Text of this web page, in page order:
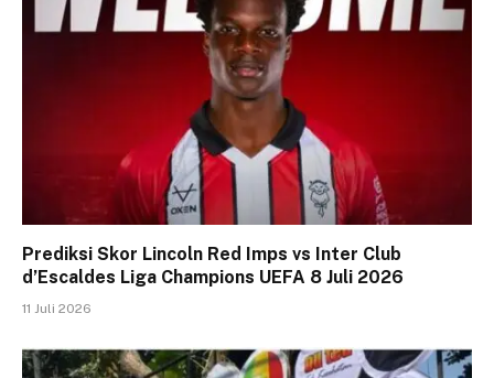
Prediksi Skor Lincoln Red Imps vs Inter Club
d’Escaldes Liga Champions UEFA 8 Juli 2026
11 Juli 2026